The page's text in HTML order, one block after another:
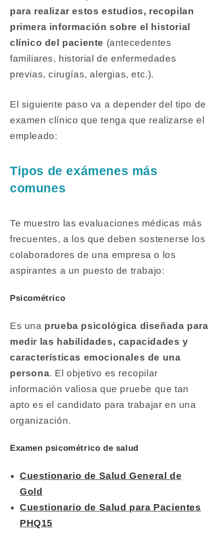
para realizar estos estudios, recopilan
primera información sobre el historial
clínico del paciente (antecedentes
familiares, historial de enfermedades
previas, cirugías, alergias, etc.).
El siguiente paso va a depender del tipo de
examen clínico que tenga que realizarse el
empleado:
Tipos de exámenes más
comunes
Te muestro las evaluaciones médicas más
frecuentes, a los que deben sostenerse los
colaboradores de una empresa o los
aspirantes a un puesto de trabajo:
Psicométrico
Es una prueba psicológica diseñada para
medir las habilidades, capacidades y
características emocionales de una
persona. El objetivo es recopilar
información valiosa que pruebe que tan
apto es el candidato para trabajar en una
organización.
Examen psicométrico de salud
Cuestionario de Salud General de
Gold
Cuestionario de Salud para Pacientes
PHQ15